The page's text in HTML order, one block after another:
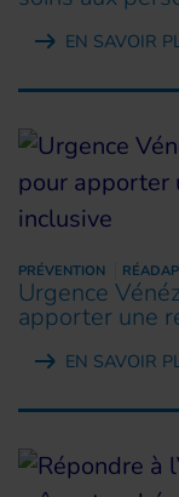
EN SAVOIR
PRÉVENTION
Urgence
apporter une
EN SAVOIR